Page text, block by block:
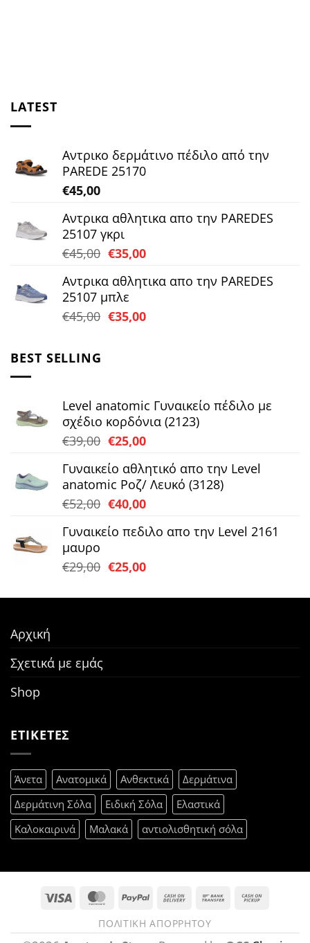
LATEST
Αντρικο δερμάτινο πέδιλο από την
PAREDE 25170
€45,00
Αντρικα αθλητικα απο την PAREDES
25107 γκρι
€45,00 Original
was:
€45,00.
€35,00Η
τιμή
€35,00.
Αντρικα αθλητικα απο την PAREDES
25107 μπλε
€45,00 Original
€35,00Η
BEST SELLING
Level anatomic Γυναικείο πέδιλο με
σχέδιο κορδόνια (2123)
€39,00 Original
was:
€39,00.
€25,00Η
τιμή
είναι:
€25,00.
Γυναικείο αθλητικό απο την Level
anatomic Ροζ/ Λευκό (3128)
€52,00 Original
was:
€40,00Η
τιμή
€40,00.
Γυναικείο πεδιλο απο την Level 2161
μαυρο
€29,00 Original
was:
€25,00Η
τιμή
Αρχική
Σχετικά με εμάς
Shop
ΕΤΙΚΕΤΕΣ
Άνετα Ανατομικά Ανθεκτικά
Δερμάτινα
Δερμάτινη Σόλα
Ειδική Σόλα
Ελαστικά
Καλοκαιρινά
Μαλακά αντιολισθητική σόλα
Visa MasterCard
PayPal
Cash
Delivery
Bank
Pickup
ΠΟΛΙΤΙΚΉ ΑΠΟΡΡΉΤΟΥ